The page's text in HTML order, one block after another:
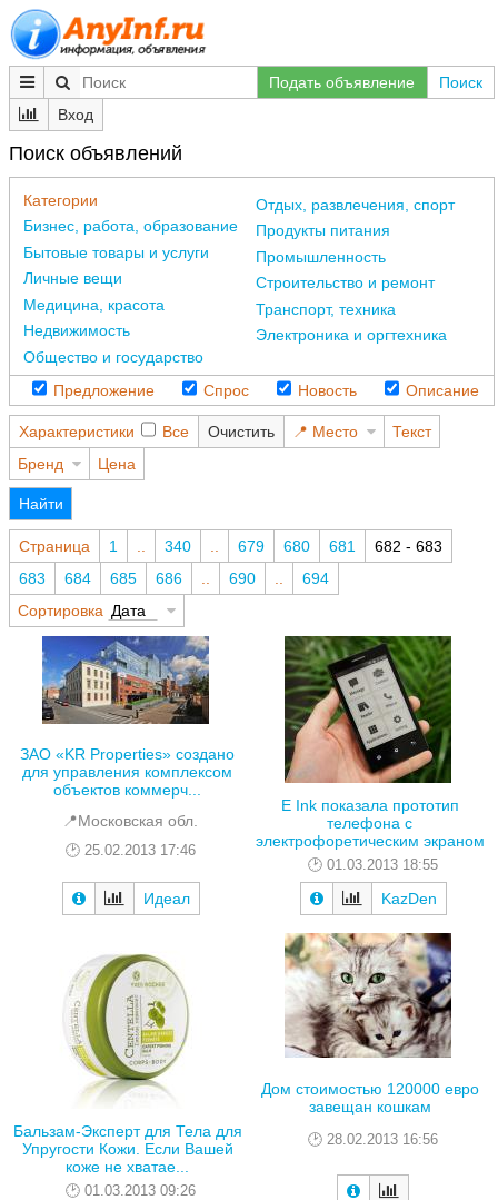
Подать объявление
Поиск
Вход
Поиск объявлений
Категории
Бизнес, работа, образование
Бытовые товары и услуги
Личные вещи
Медицина, красота
Недвижимость
Общество и государство
Отдых, развлечения, спорт
Продукты питания
Промышленность
Строительство и ремонт
Транспорт, техника
Электроника и оргтехника
Предложение Спрос Новость Описание
Характеристики Все Очистить Место
Текст
Бренд
Цена
Найти
Страница 1 340 679 680 681
682 - 683
683
684 685 686 690
694
Сортировка Дата
ЗАО «KR Properties» создано
для управления комплексом
объектов коммерч...
📍Московская обл.
25.02.2013 17:46
Идеал
E Ink показала прототип
телефона с
электрофоретическим экраном
01.03.2013 18:55
KazDen
Бальзам-Эксперт для Тела для
Упругости Кожи. Если Вашей
коже не хватае...
01.03.2013 09:26
Дом стоимостью 120000 евро
завещан кошкам
28.02.2013 16:56